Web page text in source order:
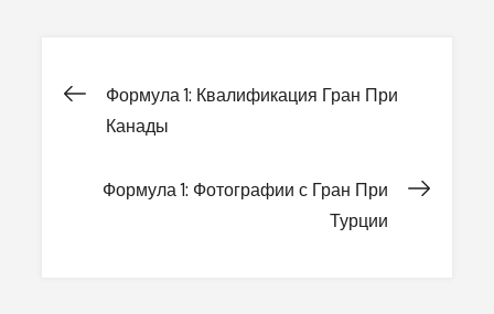
Навигация
по
Формула 1: Квалификация Гран При
Канады
Формула 1: Фотографии с Гран При
Турции